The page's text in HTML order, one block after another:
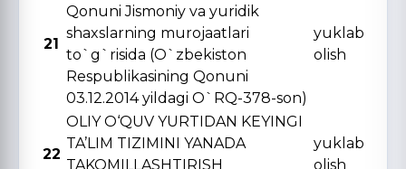
21
Qonuni Jismoniy va yuridik
shaxslarning murojaatlari
to`g`risida (O`zbekiston
Respublikasining Qonuni
03.12.2014 yildagi O`RQ-378-son)
yuklab
olish
22
OLIY O‘QUV YURTIDAN KЕYINGI
TA’LIM TIZIMINI YANADA
TAKOMILLASHTIRISH
yuklab
olish